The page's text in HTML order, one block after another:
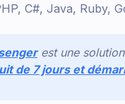
C#, Java, Ruby,
est une
de 7 jours et